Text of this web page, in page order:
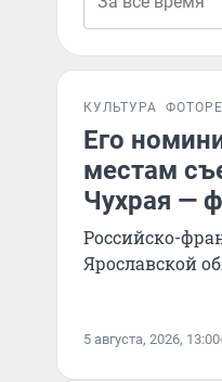
КУЛЬТУРА
Его
местам
Чухрая —
Российско-
Ярославской
5 августа, 2026, 13:00